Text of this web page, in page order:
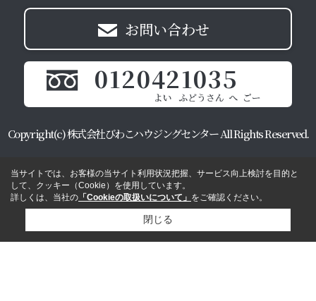
お問い合わせ
0120421035
Copyright(c) 株式会社びわこハウジングセンター All Rights Reserved.
当サイトでは、お客様の当サイト利用状況把握、サービス向上検討を目的と
して、クッキー（Cookie）を使用しています。
詳しくは、当社の 「Cookieの取扱いについて」 をご確認ください。
閉じる